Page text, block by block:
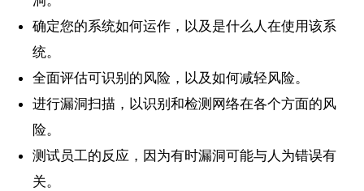
确定您的系统如何运作，以及是什么人在使用该系
统。
全面评估可识别的风险，以及如何减轻风险。
进行漏洞扫描，以识别和检测网络在各个方面的风
险。
测试员工的反应，因为有时漏洞可能与人为错误有
关。